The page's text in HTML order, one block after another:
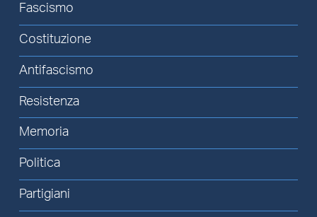
Fascismo
Costituzione
Antifascismo
Resistenza
Memoria
Politica
Partigiani